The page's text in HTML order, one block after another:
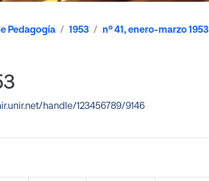
Pedagogía 1953 nº 41, enero-marzo 1953
handle/123456789/9146